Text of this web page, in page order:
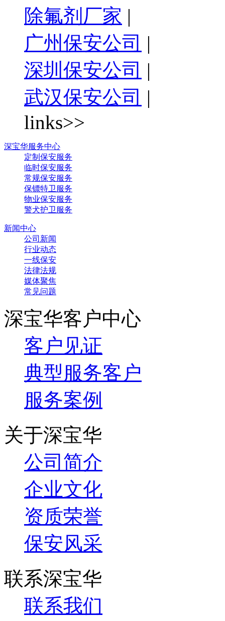
除氟剂厂家 |
广州保安公司 |
深圳保安公司 |
武汉保安公司 |
links>>
深宝华服务中心
定制保安服务
临时保安服务
常规保安服务
保镖特卫服务
物业保安服务
警犬护卫服务
新闻中心
公司新闻
行业动态
一线保安
法律法规
媒体聚焦
常见问题
深宝华客户中心
客户见证
典型服务客户
服务案例
关于深宝华
公司简介
企业文化
资质荣誉
保安风采
联系深宝华
联系我们